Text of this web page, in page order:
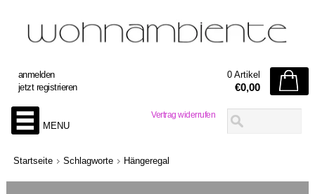
Vertrag widerrufen
anmelden
jetzt registrieren
0 Artikel
€0,00
MENU
Startseite Schlagworte Hängeregal